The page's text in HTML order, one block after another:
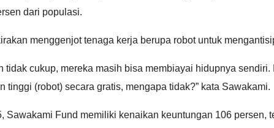
dari populasi.
menggenjot tenaga kerja berupa robot untuk
cukup, mereka masih bisa membiayai hidupnya
(robot) secara gratis, mengapa tidak?” kata Sawakami.
Fund memiliki kenaikan keuntungan 106 persen,